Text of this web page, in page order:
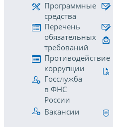
Программные
средства
Перечень
обязательных
требований
Противодействие
коррупции
Госслужба
в ФНС
России
Вакансии